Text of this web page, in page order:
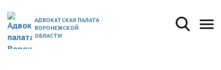
АДВОКАТСКАЯ ПАЛАТА
ВОРОНЕЖСКОЙ
ОБЛАСТИ